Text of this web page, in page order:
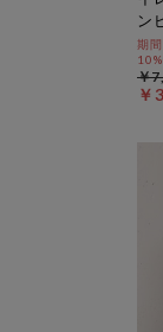
ン
期
￥
￥